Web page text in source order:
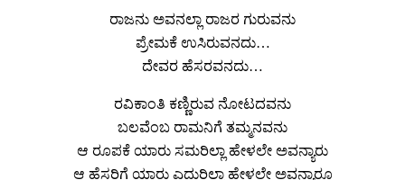
ರಾಜನು ಅವನಲ್ಲಾ ರಾಜರ ಗುರುವನು
ಪ್ರೇಮಕೆ ಉಸಿರುವನದು…
ದೇವರ ಹೆಸರವನದು…
ರವಿಕಾಂತಿ ಕಣ್ಣಿರುವ ನೋಟದವನು
ಬಲವೆಂಬ ರಾಮನಿಗೆ ತಮ್ಮನವನು
ಆ ರೂಪಕೆ ಯಾರು ಸಮರಿಲ್ಲಾ ಹೇಳಲೇ ಅವನ್ಯಾರು
ಆ ಹೆಸರಿಗೆ ಯಾರು ಎದುರಿಲ್ಲಾ ಹೇಳಲೇ ಅವನ್ಯಾರೂ